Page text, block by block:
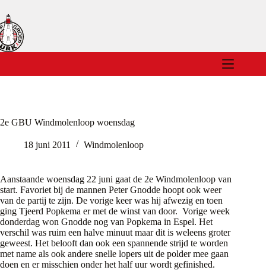
naar
de
inhoud
2e GBU Windmolenloop woensdag
18 juni 2011 Windmolenloop
Aanstaande woensdag 22 juni gaat de 2e Windmolenloop van
start. Favoriet bij de mannen Peter Gnodde hoopt ook weer
van de partij te zijn. De vorige keer was hij afwezig en toen
ging Tjeerd Popkema er met de winst van door. Vorige week
donderdag won Gnodde nog van Popkema in Espel. Het
verschil was ruim een halve minuut maar dit is weleens groter
geweest. Het belooft dan ook een spannende strijd te worden
met name als ook andere snelle lopers uit de polder mee gaan
doen en er misschien onder het half uur wordt gefinished.